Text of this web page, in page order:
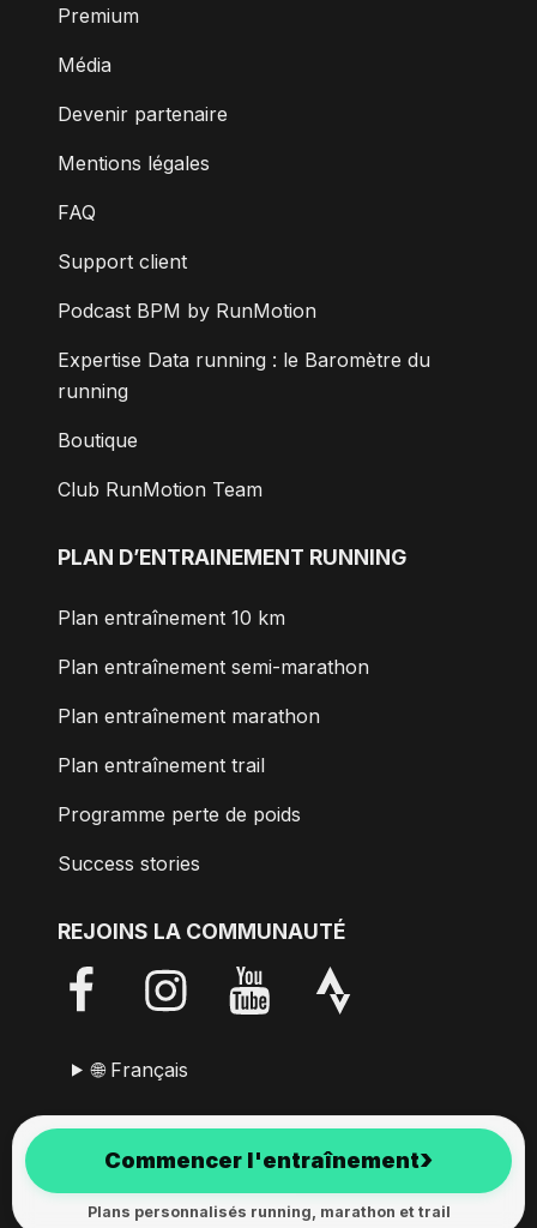
Commencer l'entraînement›
Plans personnalisés running, marathon et trail
Premium
Média
Devenir partenaire
Mentions légales
FAQ
Support client
Podcast BPM by RunMotion
Expertise Data running : le Baromètre du
running
Boutique
Club RunMotion Team
PLAN D’ENTRAINEMENT RUNNING
Plan entraînement 10 km
Plan entraînement semi-marathon
Plan entraînement marathon
Plan entraînement trail
Programme perte de poids
Success stories
REJOINS LA COMMUNAUTÉ
🌐 Français
RunMotion Coach est développé avec passion depuis